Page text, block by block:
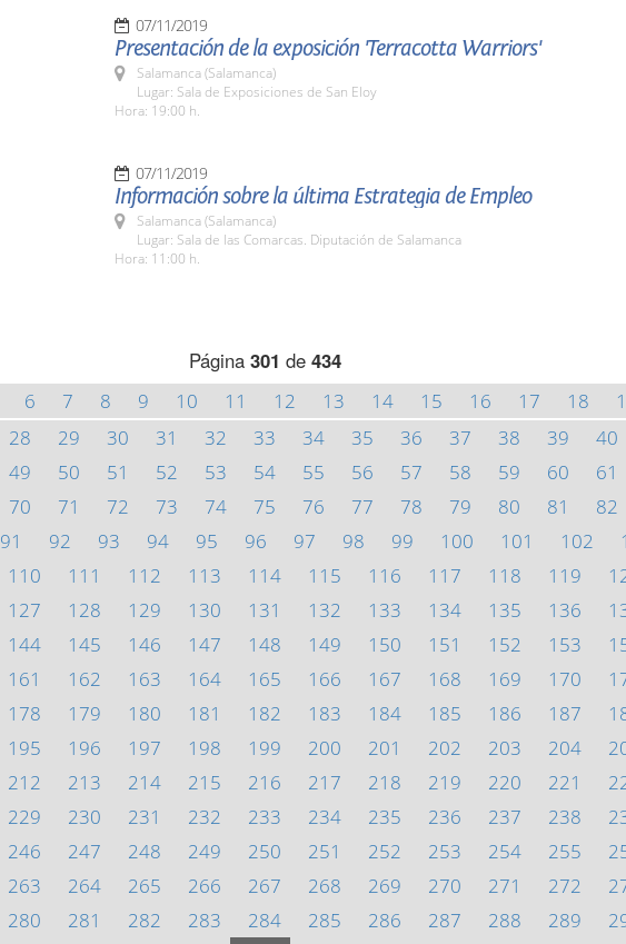
07/11/2019
Presentación de la exposición 'Terracotta Warriors'
Salamanca (Salamanca)
Lugar: Sala de Exposiciones de San Eloy
Hora: 19:00 h.
07/11/2019
Información sobre la última Estrategia de Empleo
Salamanca (Salamanca)
Lugar: Sala de las Comarcas. Diputación de Salamanca
Hora: 11:00 h.
Página 301 de 434
6 7 8 9 10 11 12 13 14 15 16 17 18
28 29 30 31 32 33 34 35 36 37 38 39 40
49 50 51 52 53 54 55 56 57 58 59 60 61
70 71 72 73 74 75 76 77 78 79 80 81 82
91 92 93 94 95 96 97 98 99 100 101 102
110 111 112 113 114 115 116 117 118 119
127 128 129 130 131 132 133 134 135 136
144 145 146 147 148 149 150 151 152 153
161 162 163 164 165 166 167 168 169 170
178 179 180 181 182 183 184 185 186 187
195 196 197 198 199 200 201 202 203 204
212 213 214 215 216 217 218 219 220 221
229 230 231 232 233 234 235 236 237 238
246 247 248 249 250 251 252 253 254 255
263 264 265 266 267 268 269 270 271 272
280 281 282 283 284 285 286 287 288 289